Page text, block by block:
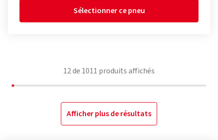
Sélectionner ce pneu
12de 1011 produits affichés
Afficher plus de résultats